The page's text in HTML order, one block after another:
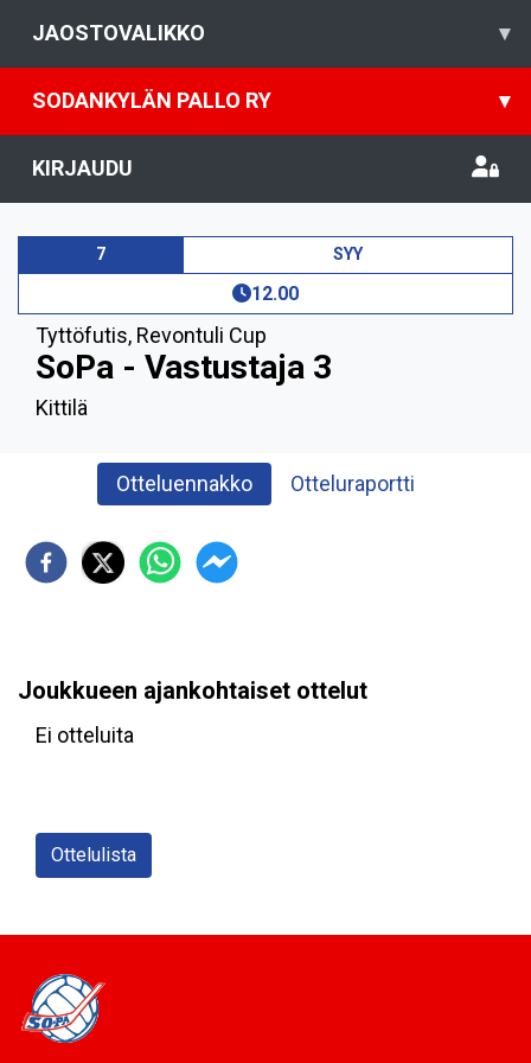
JAOSTOVALIKKO ▾
SODANKYLÄN PALLO RY ▾
KIRJAUDU
7 SYY
12.00
Tyttöfutis, Revontuli Cup
SoPa - Vastustaja 3
Kittilä
Otteluennakko Otteluraportti
Joukkueen ajankohtaiset ottelut
Ei otteluita
Ottelulista